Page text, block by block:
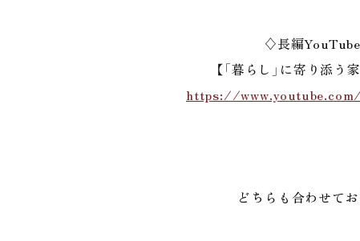
♢長編
【「暮らし」に寄り添
https://
どちらも合わせて